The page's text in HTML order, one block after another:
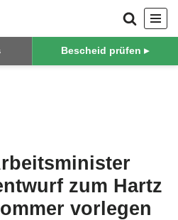
Bescheid prüfen ▸
zum Hartz
vorlegen